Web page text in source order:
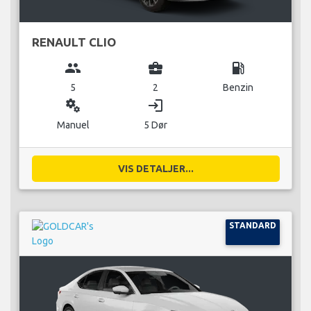
RENAULT CLIO
group
5
business_center
2
local_gas_station
Benzin
miscellaneous_services
Manuel
login
5 Dør
VIS DETALJER...
STANDARD